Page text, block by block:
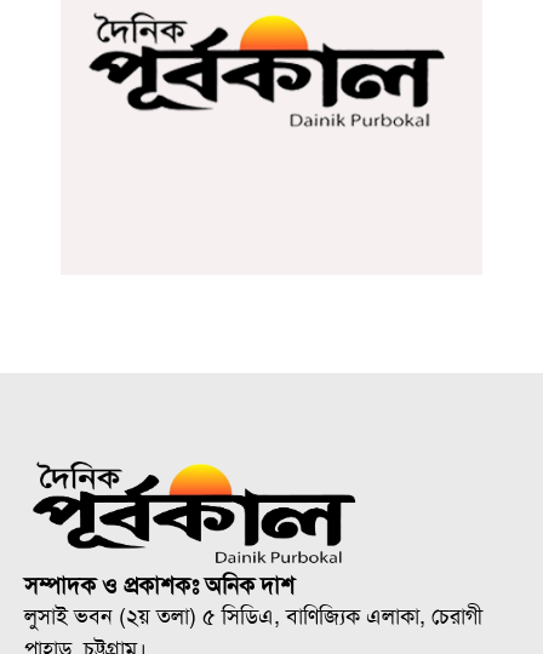
সম্পাদক ও প্রকাশকঃ অনিক দাশ
লুসাই ভবন (২য় তলা) ৫ সিডিএ, বাণিজ্যিক এলাকা, চেরাগী